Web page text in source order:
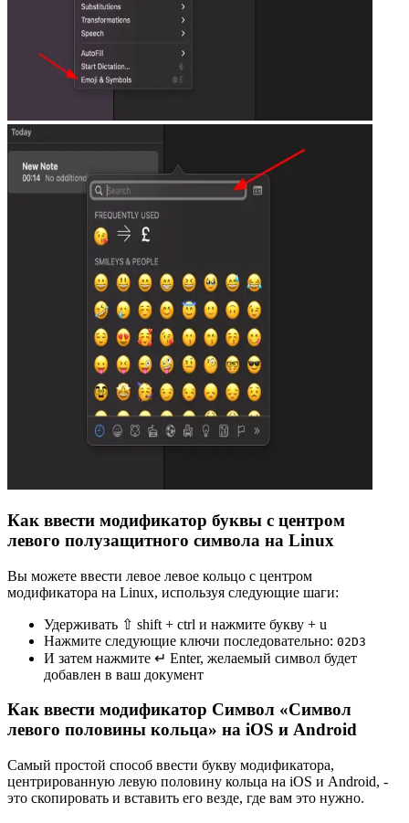
Как ввести модификатор буквы с центром
левого полузащитного символа на Linux
Вы можете ввести левое левое кольцо с центром
модификатора на Linux, используя следующие шаги:
Удерживать ⇧ shift + ctrl и нажмите букву + u
Нажмите следующие ключи последовательно: 02D3
И затем нажмите ↵ Enter, желаемый символ будет
добавлен в ваш документ
Как ввести модификатор Символ «Символ
левого половины кольца» на iOS и Android
Самый простой способ ввести букву модификатора,
центрированную левую половину кольца на iOS и Android, -
это скопировать и вставить его везде, где вам это нужно.